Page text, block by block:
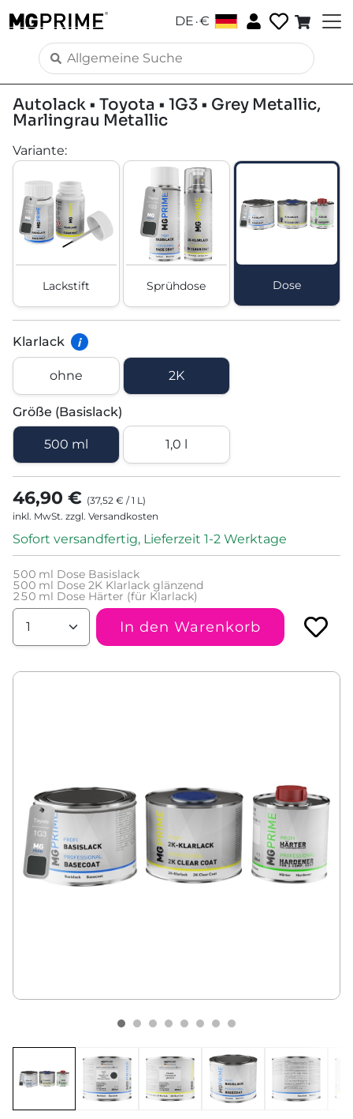
DE .€
Autolack • Toyota • 1G3 • Grey Metallic,
Marlingrau Metallic
Variante:
Lackstift Sprühdose Dose
Klarlack i
ohne 2K
Größe (Basislack)
500 ml 1,0 l
46,90 € (37,52 € /1 L )
inkl. MwSt. zzgl. Versandkosten
Sofort versandfertig, Lieferzeit 1-2 Werktage
500 ml Dose Basislack
500 ml Dose 2K Klarlack glänzend
250 ml Dose Härter (für Klarlack)
In den Warenkorb